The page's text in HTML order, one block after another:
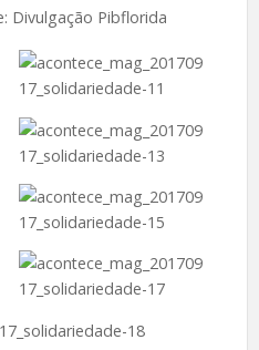
Divulgação Pibflorida